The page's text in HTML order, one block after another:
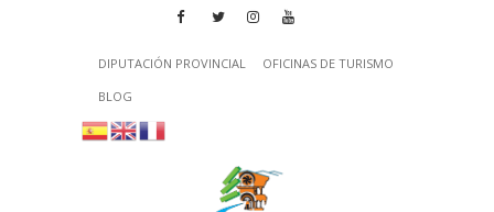
DIPUTACIÓN PROVINCIAL
OFICINAS DE TURISMO
BLOG